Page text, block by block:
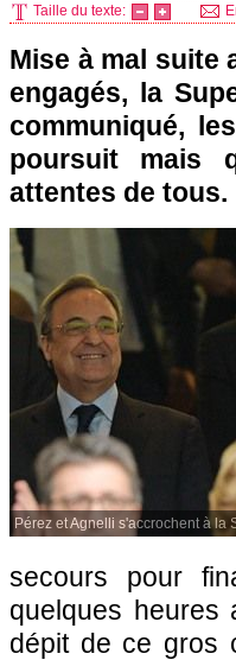
Taille du texte:
Mise à mal suite
engagés, la
communiqué,
poursuit mais
attentes de tous.
Pérez et Agnelli s'accrochent à la
secours pour
quelques heures
dépit de ce gros